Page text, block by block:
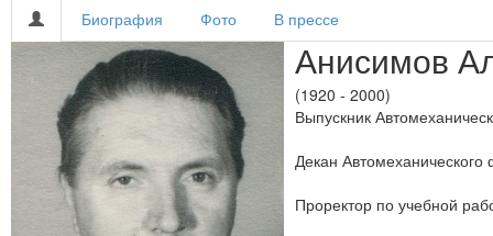
Биография Фото В прессе
Анисимов
(1920 - 2000)
Выпускник
Декан
Проректор по учебной